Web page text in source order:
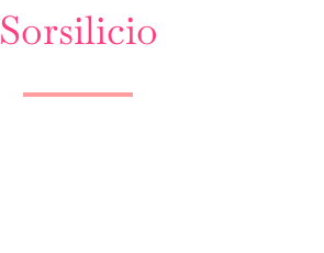
Sorsilicio